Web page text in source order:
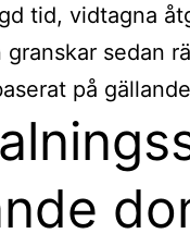
tid, vidtagna
sedan
på